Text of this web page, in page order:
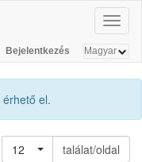
Bejelentkezés
érhető el.
12
találat/oldal